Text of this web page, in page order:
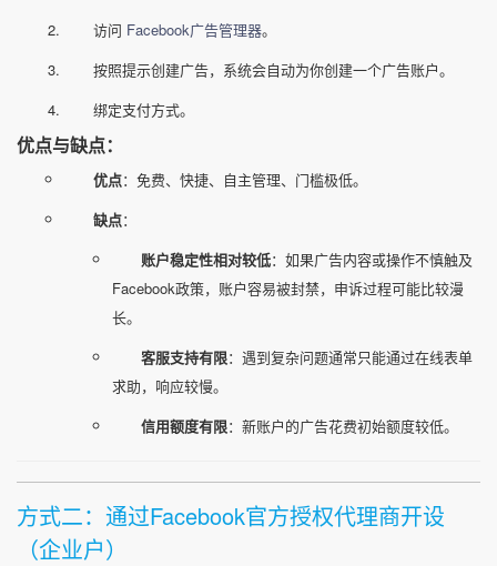
访问 Facebook广告管理器。
按照提示创建广告，系统会自动为你创建一个广告账户。
绑定支付方式。
优点与缺点：
优点：免费、快捷、自主管理、门槛极低。
缺点：
账户稳定性相对较低：如果广告内容或操作不慎触及
Facebook政策，账户容易被封禁，申诉过程可能比较漫
长。
客服支持有限：遇到复杂问题通常只能通过在线表单
求助，响应较慢。
信用额度有限：新账户的广告花费初始额度较低。
方式二：通过Facebook官方授权代理商开设
（企业户）